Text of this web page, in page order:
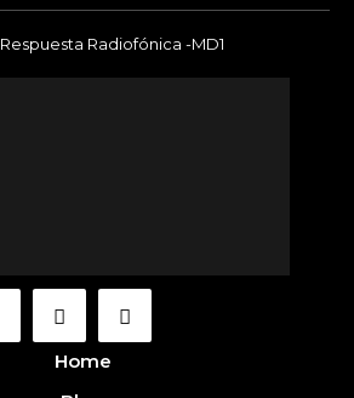
Radiofónica -MD1
Home